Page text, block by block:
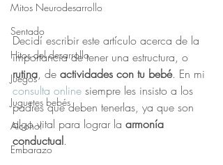
Mitos Neurodesarrollo
Sentado
Hitos del desarrollo
Juegos
Juguetes bebés
Alcohol
Embarazo
Decidí escribir este artículo acerca de la
importancia de tener una estructura, o
rutina, de actividades con tu bebé. En mi
consulta online siempre les insisto a los
padres que deben tenerlas, ya que son
algo vital para lograr la armonía
conductual.